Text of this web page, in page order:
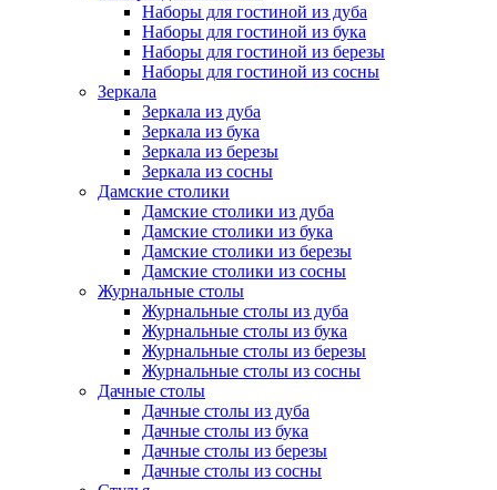
Наборы для гостиной из дуба
Наборы для гостиной из бука
Наборы для гостиной из березы
Наборы для гостиной из сосны
Зеркала
Зеркала из дуба
Зеркала из бука
Зеркала из березы
Зеркала из сосны
Дамские столики
Дамские столики из дуба
Дамские столики из бука
Дамские столики из березы
Дамские столики из сосны
Журнальные столы
Журнальные столы из дуба
Журнальные столы из бука
Журнальные столы из березы
Журнальные столы из сосны
Дачные столы
Дачные столы из дуба
Дачные столы из бука
Дачные столы из березы
Дачные столы из сосны